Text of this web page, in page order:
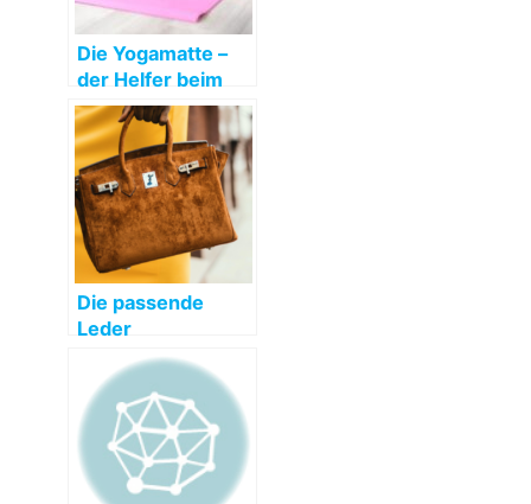
Die Yogamatte –
der Helfer beim
Sport und in der
Freizeit
Die passende
Leder
Umhängetasche
Damen